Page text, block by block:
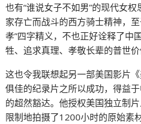
也有“谁说女子不如男”的现代女
家存亡而战斗的西方骑士精神，至
孝”四字精义，不也正好诠释了中
牲、追求真理、孝敬长辈的普世价
这也令我联想起另一部美国影片
俱佳的纪录片之所以成功，得益
的超然豁达。他授权美国独立制
限制地拍摄了1200小时的原始素